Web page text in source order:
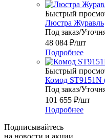
Быстрый
Люстра Журавль
Под заказ/
48 084 ₽/шт
Подробнее
Быстрый
Комод ST9151N
Под заказ/
101 655 ₽/шт
Подробнее
Подписывайтесь
на новости и акции